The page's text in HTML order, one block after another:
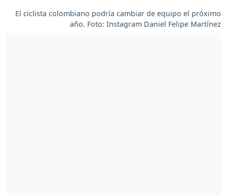
El ciclista colombiano podría cambiar de equipo el próximo
año. Foto: Instagram Daniel Felipe Martínez